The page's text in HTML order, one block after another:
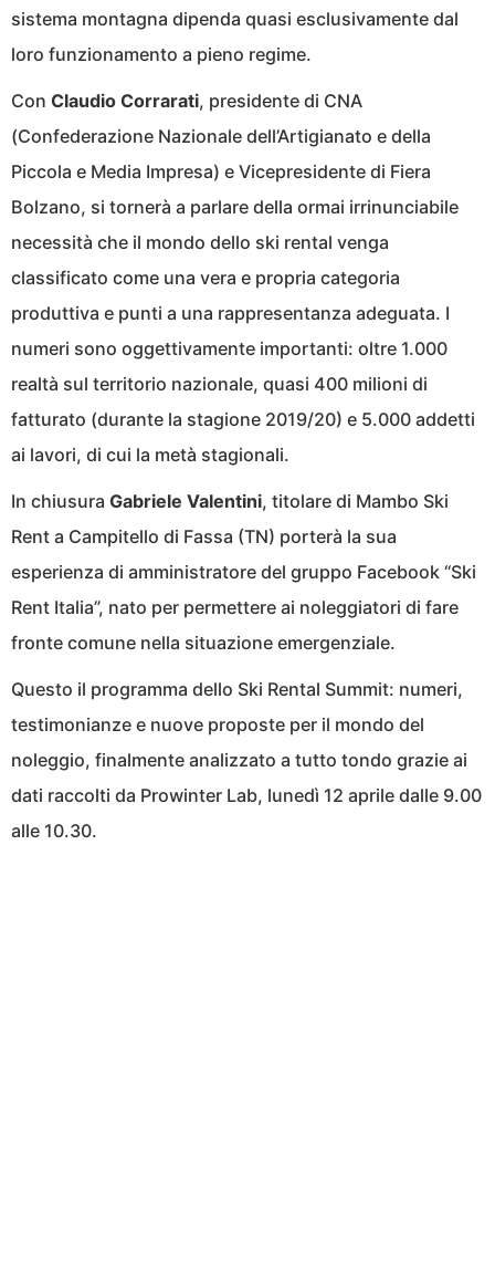
sistema montagna dipenda quasi esclusivamente dal
loro funzionamento a pieno regime.
Con Claudio Corrarati, presidente di CNA
(Confederazione Nazionale dell’Artigianato e della
Piccola e Media Impresa) e Vicepresidente di Fiera
Bolzano, si tornerà a parlare della ormai irrinunciabile
necessità che il mondo dello ski rental venga
classificato come una vera e propria categoria
produttiva e punti a una rappresentanza adeguata. I
numeri sono oggettivamente importanti: oltre 1.000
realtà sul territorio nazionale, quasi 400 milioni di
fatturato (durante la stagione 2019/20) e 5.000 addetti
ai lavori, di cui la metà stagionali.
In chiusura Gabriele Valentini, titolare di Mambo Ski
Rent a Campitello di Fassa (TN) porterà la sua
esperienza di amministratore del gruppo Facebook “Ski
Rent Italia”, nato per permettere ai noleggiatori di fare
fronte comune nella situazione emergenziale.
Questo il programma dello Ski Rental Summit: numeri,
testimonianze e nuove proposte per il mondo del
noleggio, finalmente analizzato a tutto tondo grazie ai
dati raccolti da Prowinter Lab, lunedì 12 aprile dalle 9.00
alle 10.30.